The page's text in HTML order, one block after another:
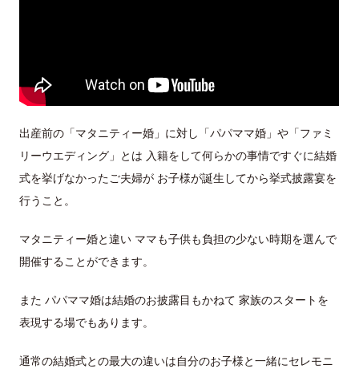
出産前の「マタニティー婚」に対し「パパママ婚」や「ファミ
リーウエディング」とは 入籍をして何らかの事情ですぐに結婚
式を挙げなかったご夫婦が お子様が誕生してから挙式披露宴を
行うこと。
マタニティー婚と違い ママも子供も負担の少ない時期を選んで
開催することができます。
また パパママ婚は結婚のお披露目もかねて 家族のスタートを
表現する場でもあります。
通常の結婚式との最大の違いは自分のお子様と一緒にセレモニ